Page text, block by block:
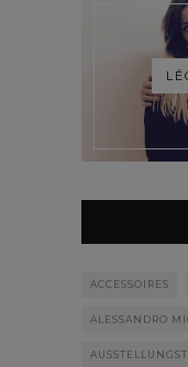
ACCESSOIRES
ALESSANDRO